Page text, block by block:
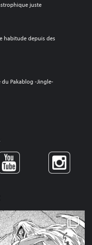
juste
habitude depuis des
du Pakablog -Jingle-